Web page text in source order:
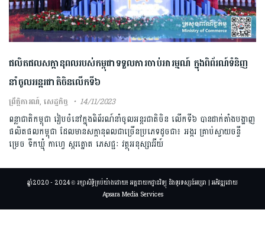
ផលិតផលសក្តានុពលរបស់កម្ពុជាទទួលការចាប់អារម្មណ៍ ក្នុងពិព័រណ៍ទំនិញ
នាំចូលអន្តរជាតិចិនលើកទី៦
ព្រឹត្តិការណ៍,សេដ្ឋកិច្ច 14/11/2023
ពន្លាជាតិកម្ពុជា រៀបចំនៅក្នុងពិព័រណ៍នាំចូលអន្តរជាតិចិន លើកទី៦ បានដាក់តាំងបង្ហាញ
ផលិតផលកម្ពុជា ដែលមានសក្តានុពលជាច្រើនប្រភេទដូចជា៖ អង្ករ គ្រាប់ស្វាយចន្ទី
ម្រេច ទឹកឃ្មុំ កាហ្វេ ស្ករត្នោត ភេសជ្ជៈ វត្ថុអនុស្សាវរីយ៍
ឆ្នាំ2020 - 2024 © រក្សាសិទ្ធិគ្រប់យ៉ាងដោយ៖ អគ្គនាយកដ្ឋានវិទ្យុ និងទូរទស្សន៍អប្សរា | អភិវឌ្ឍដោយ
Apsara Media Services